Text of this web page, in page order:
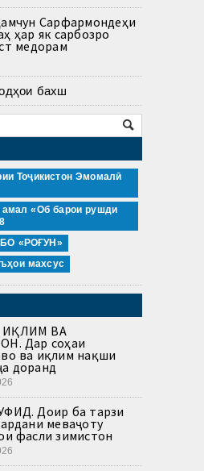
Сарфармондеҳи
ҳар як сарбозро
медорам
бахш
Тоҷикистон Эмомалӣ
«Об барои рушди
«РОҒУН»
махсус
ИҚЛИМ ВА
Дар соҳаи
ва иқлим нақши
доранд
Доир ба тарзи
меваҷоту
фасли зимистон